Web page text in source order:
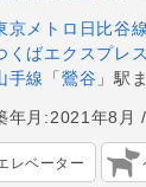
京メトロ日比谷線
くばエクスプレス
手線
「 鶯谷 」駅
年月:2021年8月
レベーター